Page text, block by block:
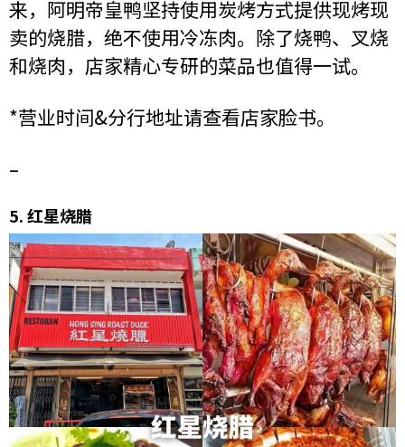
来，阿明帝皇鸭坚持使用炭烤方式提供现烤现
卖的烧腊，绝不使用冷冻肉。除了烧鸭、叉烧
和烧肉，店家精心专研的菜品也值得一试。
*营业时间&分行地址请查看店家脸书。
–
5.红星烧腊